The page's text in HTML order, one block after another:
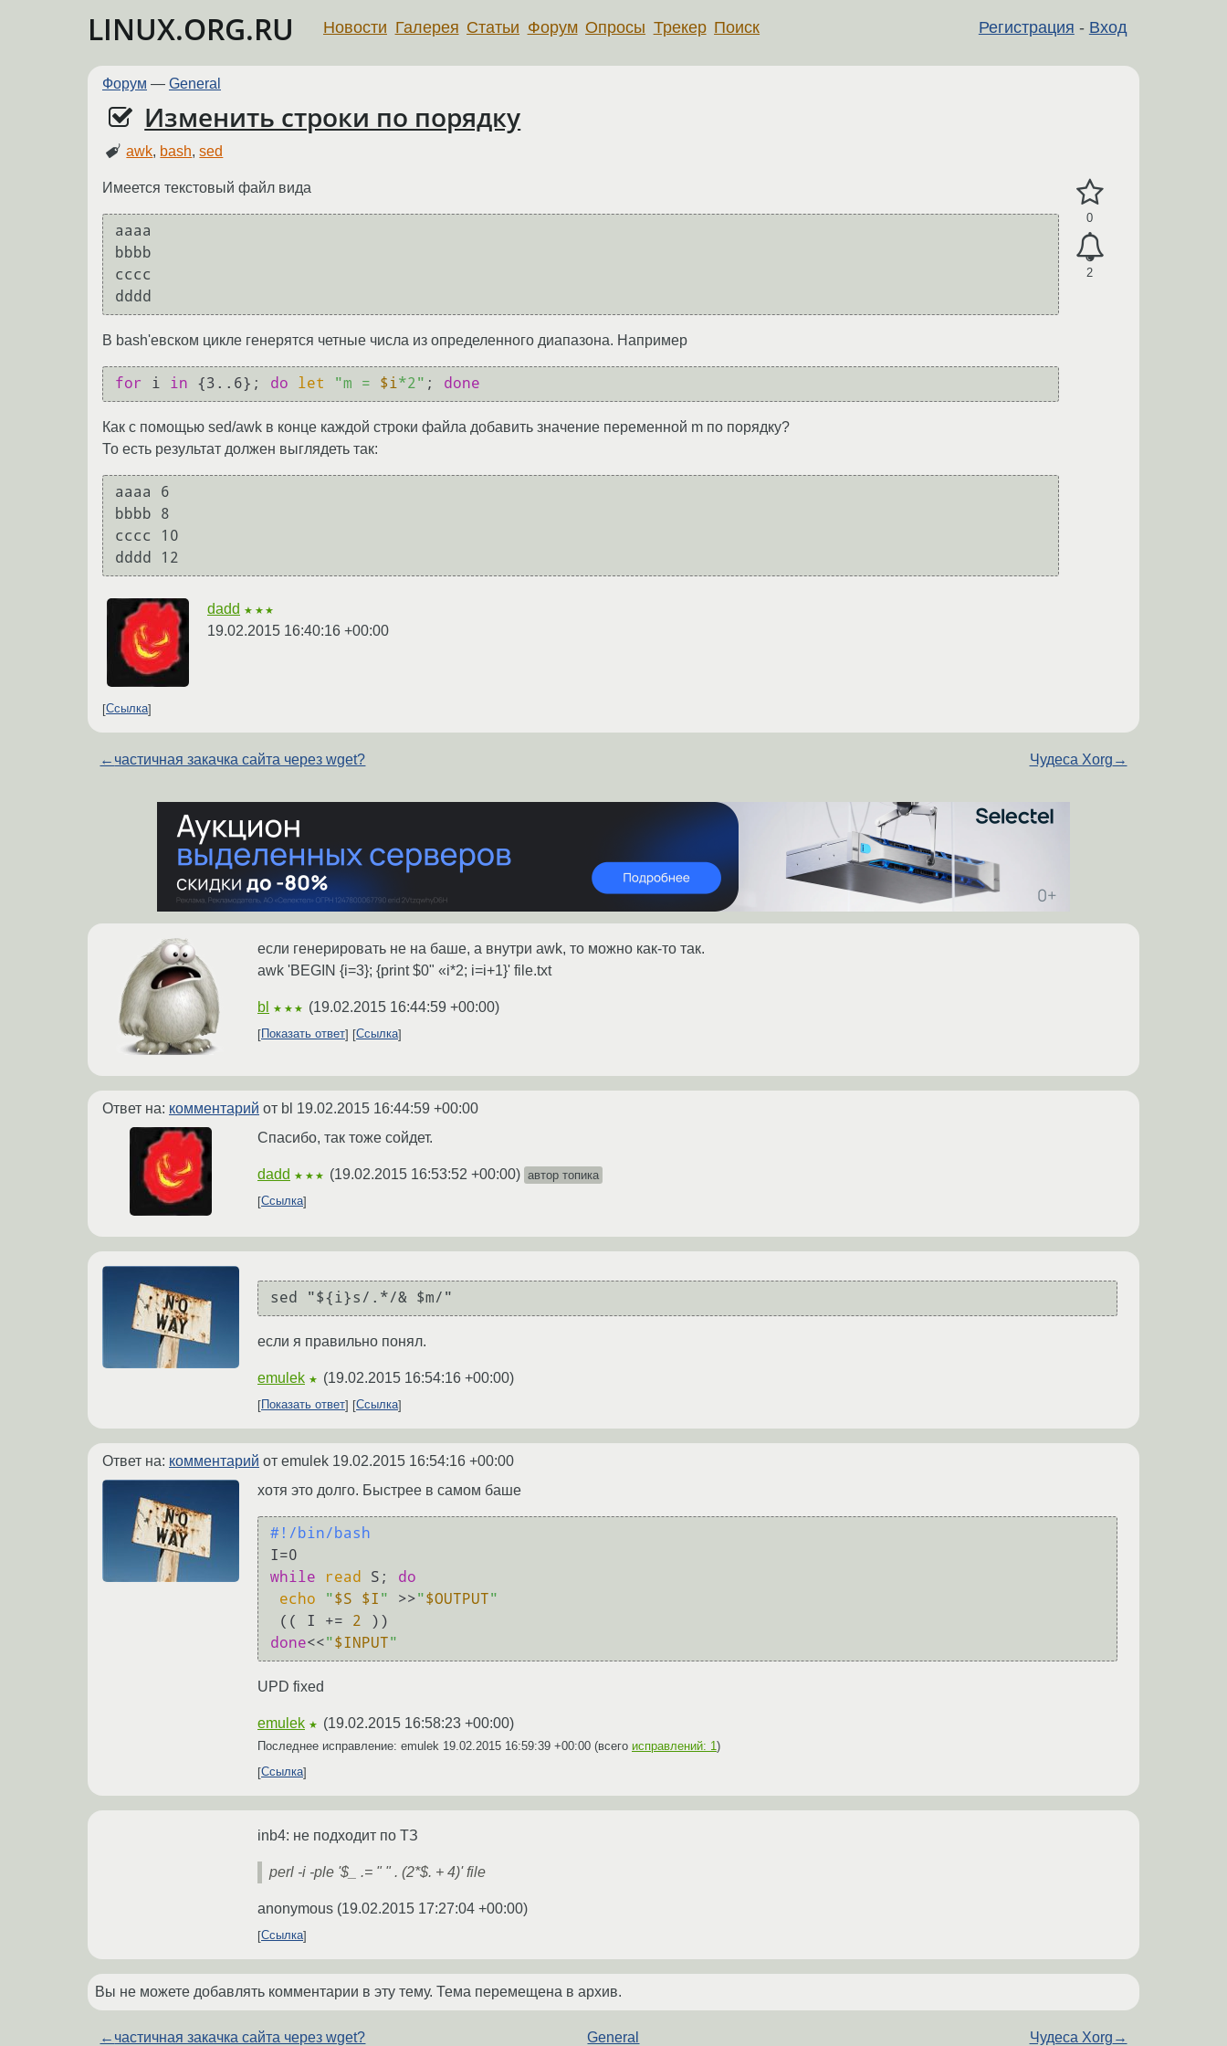
LINUX.ORG.RU Регистрация - Вход
Новости Галерея Статьи Форум Опросы Трекер Поиск
Форум — General
Изменить строки по порядку
awk, bash,sed
0
2
Имеется текстовый файл вида
aaaa
bbbb
cccc
В bash'евском цикле генерятся четные числа из определенного диапазона. Например
for i in {3..6}; do let "m = $i*2" ; done
Как с помощью sed/awk в конце каждой строки файла добавить значение переменной m по порядку?
То есть результат должен выглядеть так:
aaaa 6
bbbb 8
cccc 10
dadd ★★★
19.02.2015 16:40:16 +00:00
Ссылка
← частичная закачка сайта через wget? Чудеса Xorg →
если генерировать не на баше, а внутри awk, то можно как-то так.
awk 'BEGIN {i=3}; {print $0" «i*2; i=i+1}' file.txt
bl ★★★ (19.02.2015 16:44:59 +00:00)
Показать ответ Ссылка
Ответ на: комментарий от bl 19.02.2015 16:44:59 +00:00
Спасибо, так тоже сойдет.
dadd ★★★ (19.02.2015 16:53:52 +00:00) автор топика
Ссылка
sed "${i}s/.*/& $m/"
если я правильно понял.
emulek ★ (19.02.2015 16:54:16 +00:00)
Показать ответ Ссылка
Ответ на: комментарий от emulek 19.02.2015 16:54:16 +00:00
хотя это долго. Быстрее в самом баше
#!/bin/bash
while
read S; do
echo
"$S $I " >>"$OUTPUT"
(( I += 2
done<<"$INPUT"
UPD fixed
emulek ★ (19.02.2015 16:58:23 +00:00)
Последнее исправление: emulek 19.02.2015 16:59:39 +00:00 (всего исправлений: 1 )
Ссылка
inb4: не подходит по ТЗ
perl -i -ple '$_ .= " " . (2*$. + 4)' file
anonymous (19.02.2015 17:27:04 +00:00)
Ссылка
Вы не можете добавлять комментарии в эту тему. Тема перемещена в архив.
← частичная закачка сайта через wget? General Чудеса Xorg →